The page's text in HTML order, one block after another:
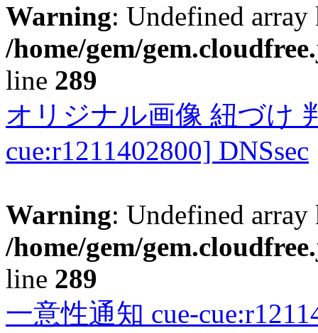
Warning: Undefined
/home/gem/
line 289
オリジナル画像 紐づけ
cue:r1211402800] DNSsec
Warning: Undefined
/home/gem/
line 289
一意性通知 cue-